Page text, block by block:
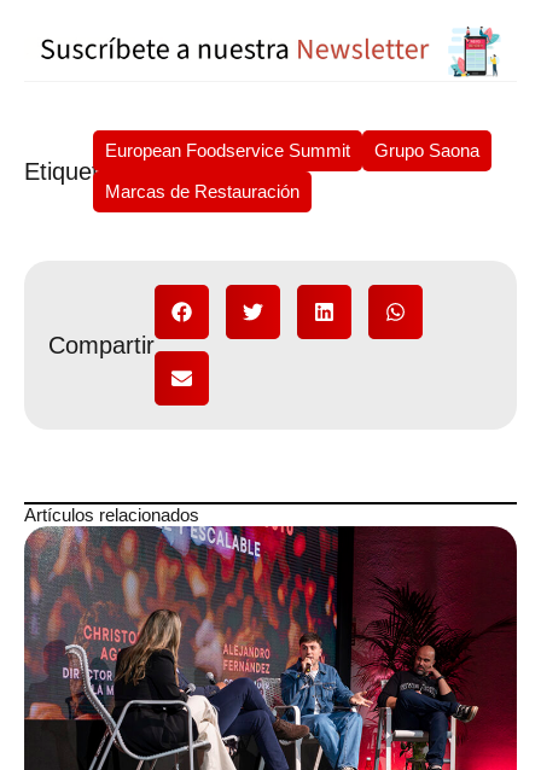
Etiquetas
European Foodservice Summit Grupo Saona
Marcas de Restauración
Compartir
Artículos relacionados